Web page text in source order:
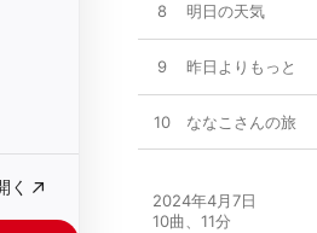
く
8 明日の天気
9 昨日よりもっと
10 ななこさんの旅
2024年4月7日
10曲、11分